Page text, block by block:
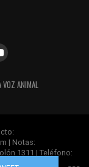
VOZ ANIMAL
| Notas:
1311 | Teléfono: